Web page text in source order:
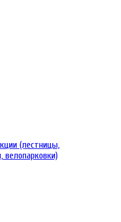
(лестницы,
велопарковки)